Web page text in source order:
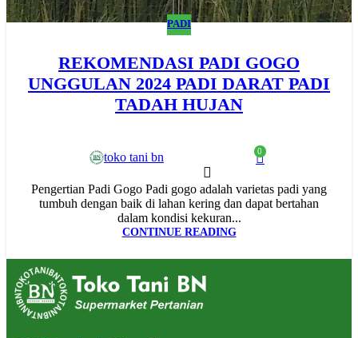
PADI
REKOMENDASI PADI GOGO
UNGGULAN 2024 PADI DARAT PADI
TADAH HUJAN
toko tani bn 0
Pengertian Padi Gogo Padi gogo adalah varietas padi yang
tumbuh dengan baik di lahan kering dan dapat bertahan
dalam kondisi kekuran...
CONTINUE READING